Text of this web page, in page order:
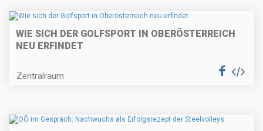
WIE SICH DER GOLFSPORT IN OBERÖSTERREICH
NEU ERFINDET
Zentralraum